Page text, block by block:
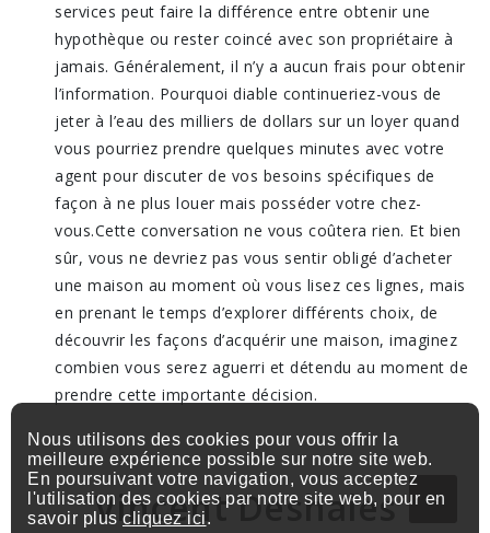
services peut faire la différence entre obtenir une
hypothèque ou rester coincé avec son propriétaire à
jamais. Généralement, il n’y a aucun frais pour obtenir
l’information. Pourquoi diable continueriez-vous de
jeter à l’eau des milliers de dollars sur un loyer quand
vous pourriez prendre quelques minutes avec votre
agent pour discuter de vos besoins spécifiques de
façon à ne plus louer mais posséder votre chez-
vous.Cette conversation ne vous coûtera rien. Et bien
sûr, vous ne devriez pas vous sentir obligé d’acheter
une maison au moment où vous lisez ces lignes, mais
en prenant le temps d’explorer différents choix, de
découvrir les façons d’acquérir une maison, imaginez
combien vous serez aguerri et détendu au moment de
prendre cette importante décision.
Vincent Deshaies
Nous utilisons des cookies pour vous offrir la
meilleure expérience possible sur notre site web.
En poursuivant votre navigation, vous acceptez
l'utilisation des cookies par notre site web, pour en
savoir plus cliquez ici.